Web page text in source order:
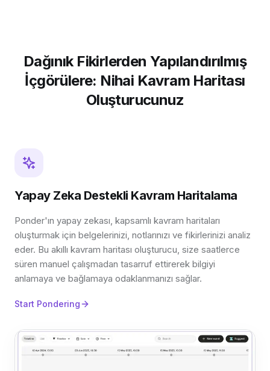
Dağınık Fikirlerden Yapılandırılmış
İçgörülere: Nihai Kavram Haritası
Oluşturucunuz
Yapay Zeka Destekli Kavram Haritalama
Ponder'ın yapay zekası, kapsamlı kavram haritaları
oluşturmak için belgelerinizi, notlarınızı ve fikirlerinizi analiz
eder. Bu akıllı kavram haritası oluşturucu, size saatlerce
süren manuel çalışmadan tasarruf ettirerek bilgiyi
anlamaya ve bağlamaya odaklanmanızı sağlar.
Start Pondering